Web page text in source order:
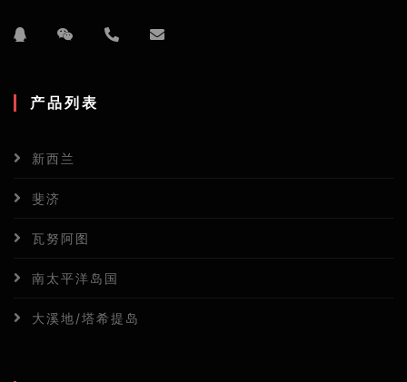
产品列表
新西兰
斐济
瓦努阿图
南太平洋岛国
大溪地/塔希提岛